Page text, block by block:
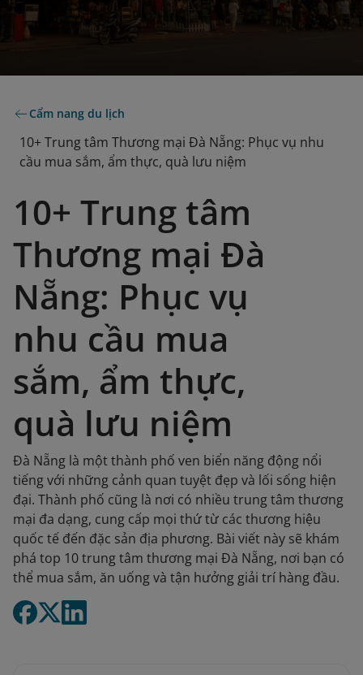
Cẩm nang du lịch
10+ Trung tâm Thương mại Đà Nẵng: Phục vụ nhu
cầu mua sắm, ẩm thực, quà lưu niệm
10+ Trung tâm
Thương mại Đà
Nẵng: Phục vụ
nhu cầu mua
sắm, ẩm thực,
quà lưu niệm
Đà Nẵng là một thành phố ven biển năng động nổi
tiếng với những cảnh quan tuyệt đẹp và lối sống hiện
đại. Thành phố cũng là nơi có nhiều trung tâm thương
mại đa dạng, cung cấp mọi thứ từ các thương hiệu
quốc tế đến đặc sản địa phương. Bài viết này sẽ khám
phá top 10 trung tâm thương mại Đà Nẵng, nơi bạn có
thể mua sắm, ăn uống và tận hưởng giải trí hàng đầu.